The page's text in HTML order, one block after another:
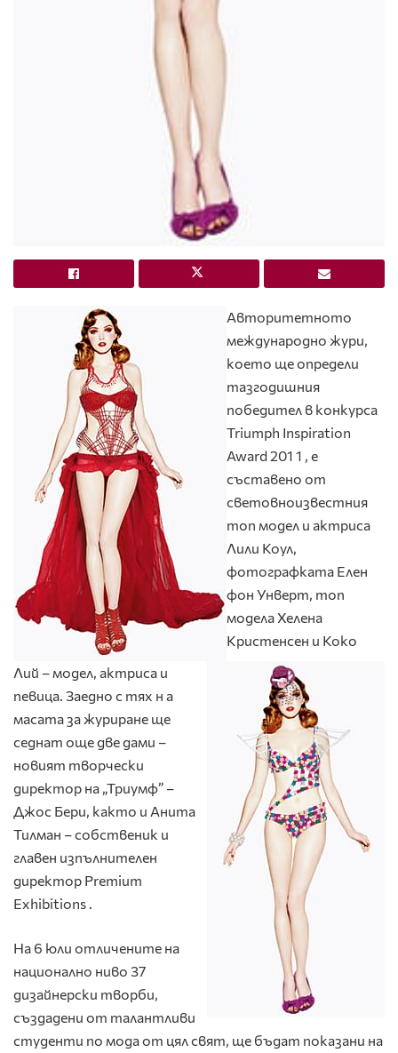
Авторитетното
международно жури,
което ще определи
тазгодишния
победител в конкурса
Triumph Inspiration
Award 201 1 , е
съставено от
световноизвестния
топ модел и актриса
Лили Коул,
фотографката Елен
фон Унверт, топ
модела Хелена
Кристенсен и Коко
Лий – модел, актриса и
певица. Заедно с тях н а
масата за журиране ще
седнат още две дами –
новият творчески
директор на „Триумф” –
Джос Бери, както и Анита
Тилман – собственик и
главен изпълнителен
директор Premium
Exhibitions .
На 6 юли отличените на
национално ниво 37
дизайнерски творби,
създадени от талантливи
студенти по мода от цял свят, ще бъдат показани на